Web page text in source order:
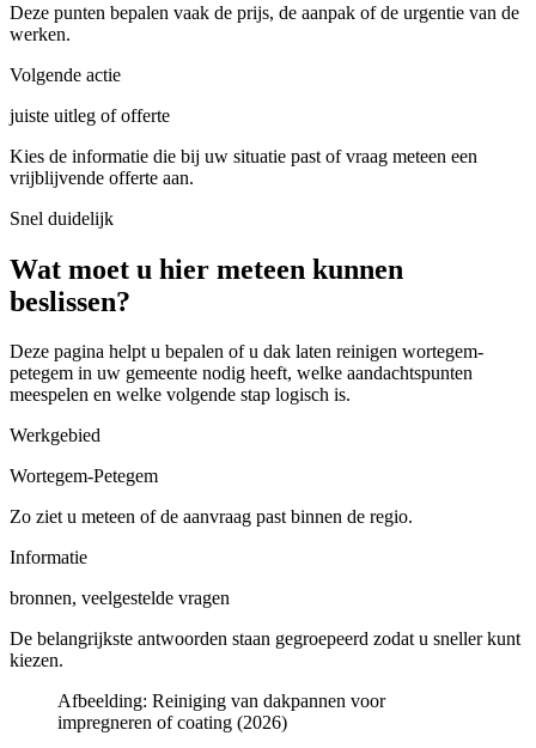
Deze punten bepalen vaak de prijs, de aanpak of de urgentie van de
werken.
Volgende actie
juiste uitleg of offerte
Kies de informatie die bij uw situatie past of vraag meteen een
vrijblijvende offerte aan.
Snel duidelijk
Wat moet u hier meteen kunnen
beslissen?
Deze pagina helpt u bepalen of u dak laten reinigen wortegem-
petegem in uw gemeente nodig heeft, welke aandachtspunten
meespelen en welke volgende stap logisch is.
Werkgebied
Wortegem-Petegem
Zo ziet u meteen of de aanvraag past binnen de regio.
Informatie
bronnen, veelgestelde vragen
De belangrijkste antwoorden staan gegroepeerd zodat u sneller kunt
kiezen.
Afbeelding: Reiniging van dakpannen voor
impregneren of coating (2026)